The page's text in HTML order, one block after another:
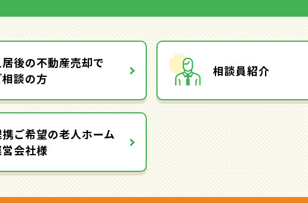
後の不動産売却で
相談の方
相談員紹介
ご希望の老人ホーム
会社様